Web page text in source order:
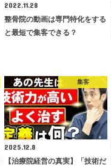
2022.11.28
整骨院の動画は専門特化をする
と最短で集客できる？
集客
2025.12.8
【治療院経営の真実】「技術だ